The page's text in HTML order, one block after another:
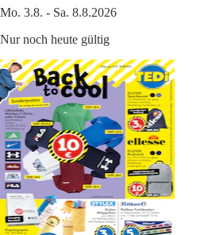
Mo. 3.8. - Sa. 8.8.2026
Nur noch heute gültig